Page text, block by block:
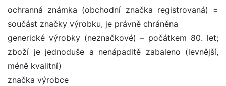
ochranná známka (obchodní značka registrovaná) =
součást značky výrobku, je právně chráněna
generické výrobky (neznačkové) – počátkem 80. let;
zboží je jednoduše a nenápaditě zabaleno (levnější,
méně kvalitní)
značka výrobce